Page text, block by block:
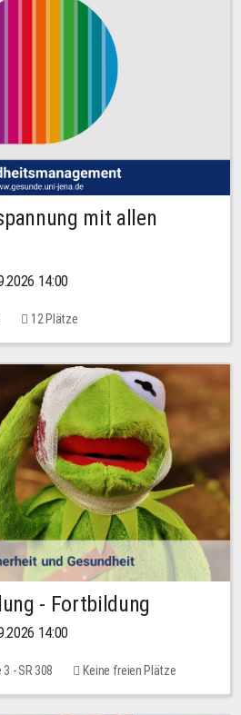
mit allen
14:00
12 Plätze
- Fortbildung
14:00
- SR 308 Keine freien Plätze